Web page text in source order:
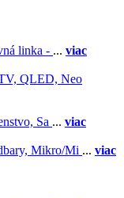
linka - ... viac
QLED, Neo
Sa ... viac
Mikro/Mi ... viac